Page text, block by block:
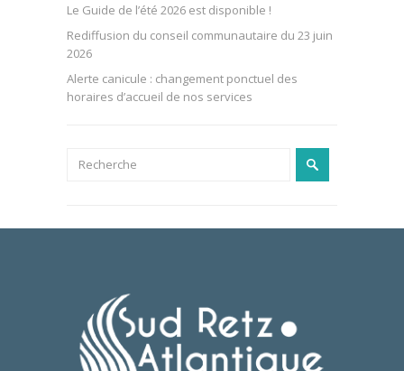
Le Guide de l’été 2026 est disponible !
Rediffusion du conseil communautaire du 23 juin
2026
Alerte canicule : changement ponctuel des
horaires d’accueil de nos services